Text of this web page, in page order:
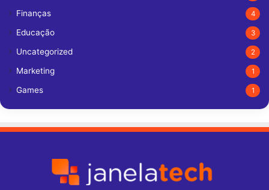
Finanças 4
Educação 3
Uncategorized 2
Marketing 1
Games 1